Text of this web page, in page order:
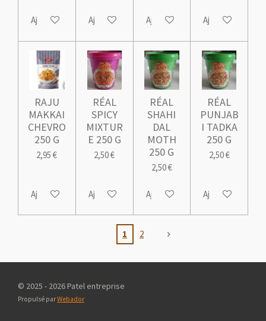
Ajouter au panierAjouter au panierAjouter au panierAjouter au panier
RAJU
MAKKAI
CHEVRO
250 G
2,95 €
Ajouter au panier
RÉAL
SPICY
MIXTUR
E 250 G
2,50 €
Ajouter au panier
RÉAL
SHAHI
DAL
MOTH
250 G
2,50 €
Ajouter au panier
RÉAL
PUNJAB
I TADKA
250 G
2,50 €
Ajouter au panier
1 2
© 2025 - 2026 Patel entreprise
Propulsé parWebador